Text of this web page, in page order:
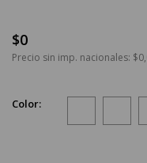
$0
Precio sin imp. nacionales:
Color: